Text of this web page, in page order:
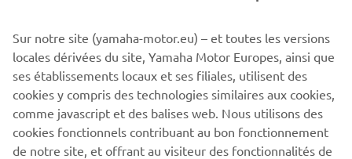
Cylinder arrangement = In-line 3-cylinder
The full information about the all-new Yamaha NIKEN will
be unveiled on 6th November at 21.00 hrs. CET at the
Yamaha 'Pioneers of Emotions' EICMA Press Premiere
which can be viewed live on the Yamaha Motor Facebook
page www.facebook.com/YamahaMotorEU/
Sur notre site (yamaha-motor.eu) – et toutes les versions
locales dérivées du site, Yamaha Motor Europes, ainsi que
ses établissements locaux et ses filiales, utilisent des
cookies y compris des technologies similaires aux cookies,
comme javascript et des balises web. Nous utilisons des
cookies fonctionnels contribuant au bon fonctionnement
de notre site, et offrant au visiteur des fonctionnalités de